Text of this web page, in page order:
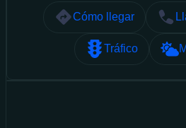
Cómo llegar
Tráfico